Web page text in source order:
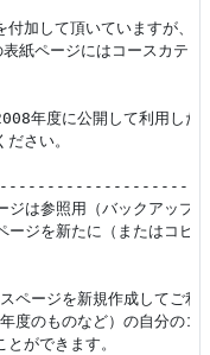
付加して頂いていますが、
紙ページにはコースカテゴ
年度に公開して利用した
さい。
は参照用（バックアップ
ジを新たに（またはコピ
ページを新規作成してご利
度のものなど）の自分のコ
ができます。